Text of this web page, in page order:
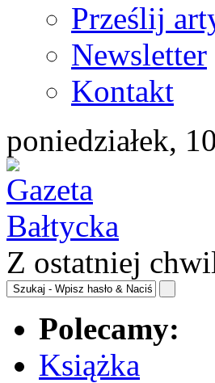
Prześlij
Newsletter
Kontakt
poniedziałek,
Z ostatniej
Polecamy:
Książka